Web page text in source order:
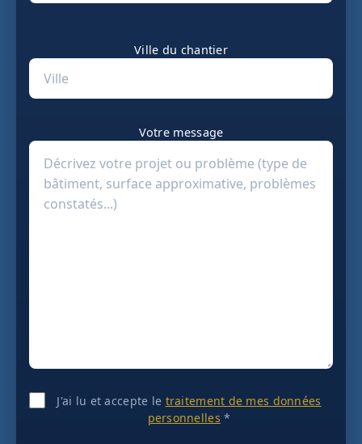
Ville du chantier
Votre message
J'ai lu et accepte le traitement de mes données
personnelles *